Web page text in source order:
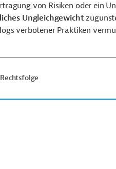
von Risiken oder ein
Ungleichgewicht
verbotener Praktiken
Rechtsfolge